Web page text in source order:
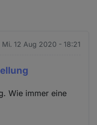
Mi. 12 Aug 2020 - 18:21
Wie immer eine